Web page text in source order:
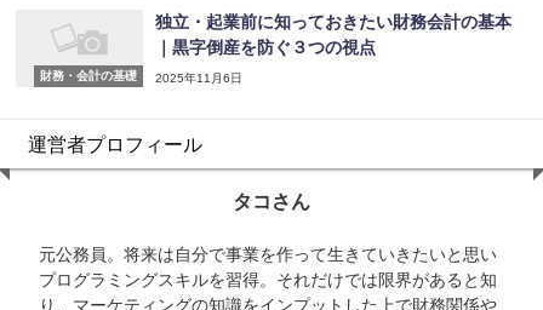
財務・会計の基礎
独立・起業前に知っておきたい財務会計の基本
｜黒字倒産を防ぐ３つの視点
2025年11月6日
運営者プロフィール
タコさん
元公務員。将来は自分で事業を作って生きていきたいと思い
プログラミングスキルを習得。それだけでは限界があると知
り、マーケティングの知識をインプットした上で財務関係や